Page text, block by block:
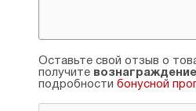
Оставьте свой отзыв о
получите вознаграждение
подробности бонусной